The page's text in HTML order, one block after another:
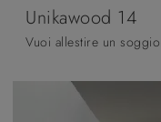
Unikawood 14